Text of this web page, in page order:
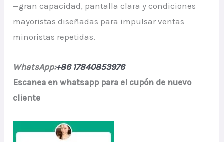
—gran capacidad, pantalla clara y condiciones
mayoristas diseñadas para impulsar ventas
minoristas repetidas.
WhatsApp:+86 17840853976
Escanea en whatsapp para el cupón de nuevo
cliente